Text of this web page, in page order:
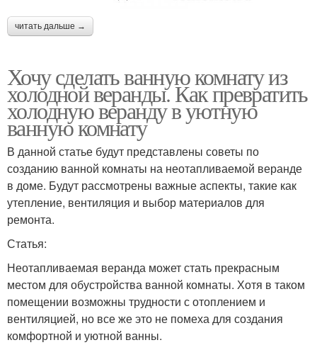
читать дальше →
Хочу сделать ванную комнату из
холодной веранды. Как превратить
холодную веранду в уютную
ванную комнату
В данной статье будут представлены советы по
созданию ванной комнаты на неотапливаемой веранде
в доме. Будут рассмотрены важные аспекты, такие как
утепление, вентиляция и выбор материалов для
ремонта.
Статья:
Неотапливаемая веранда может стать прекрасным
местом для обустройства ванной комнаты. Хотя в таком
помещении возможны трудности с отоплением и
вентиляцией, но все же это не помеха для создания
комфортной и уютной ванны.